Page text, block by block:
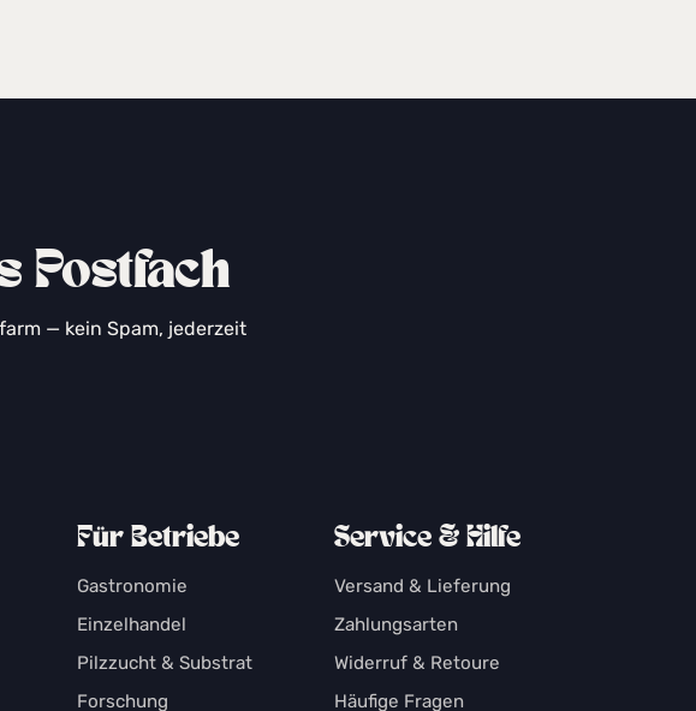
Postfach
— kein Spam, jederzeit
Für Betriebe
Gastronomie
Einzelhandel
Pilzzucht & Substrat
Forschung
Service & Hilfe
Versand & Lieferung
Zahlungsarten
Widerruf & Retoure
Häufige Fragen